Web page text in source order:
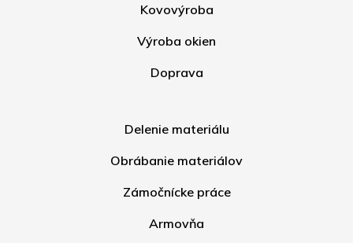
Kovovýroba
Výroba okien
Doprava
Delenie materiálu
Obrábanie materiálov
Zámočnícke práce
Armovňa